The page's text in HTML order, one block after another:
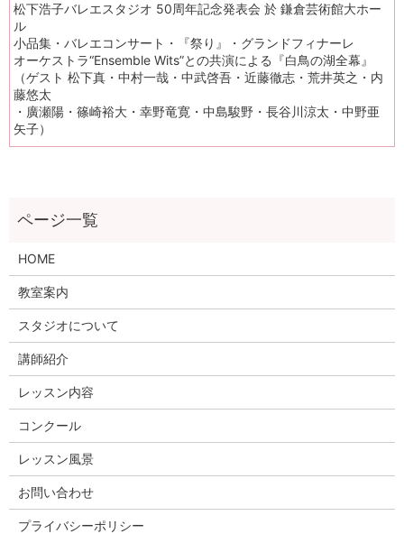
松下浩子バレエスタジオ 50周年記念発表会 於 鎌倉芸術館大ホー
ル
小品集・バレエコンサート・『祭り』・グランドフィナーレ
オーケストラ“Ensemble Wits”との共演による『白鳥の湖全幕』
（ゲスト 松下真・中村一哉・中武啓吾・近藤徹志・荒井英之・内
藤悠太
・廣瀬陽・篠崎裕大・幸野竜寛・中島駿野・長谷川涼太・中野亜
矢子）
HOME
教室案内
スタジオについて
講師紹介
レッスン内容
コンクール
レッスン風景
お問い合わせ
プライバシーポリシー